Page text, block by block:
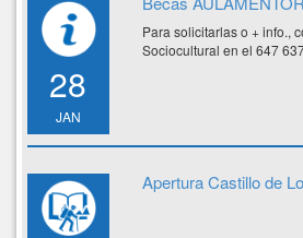
28
JAN
Para solicitarlas o + info.,
Sociocultural en el 647
Apertura Castillo de